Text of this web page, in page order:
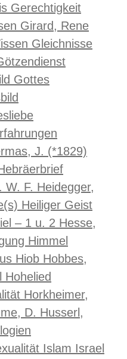
Gerechtigkeit
Girard, Rene
Gleichnisse
Gottes
J. (*1829)
W. F. Heidegger,
Heiliger Geist
– 1 u. 2 Hesse,
Himmel
Hiob Hobbes,
Hohelied
Horkheimer,
D. Husserl,
Islam Israel